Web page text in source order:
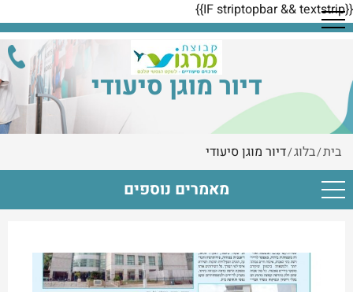
{{IF striptopbar && textstrip}}
דיור מוגן סיעודי
בית/בלוג/דיור מוגן סיעודי
מאמרים נוספים